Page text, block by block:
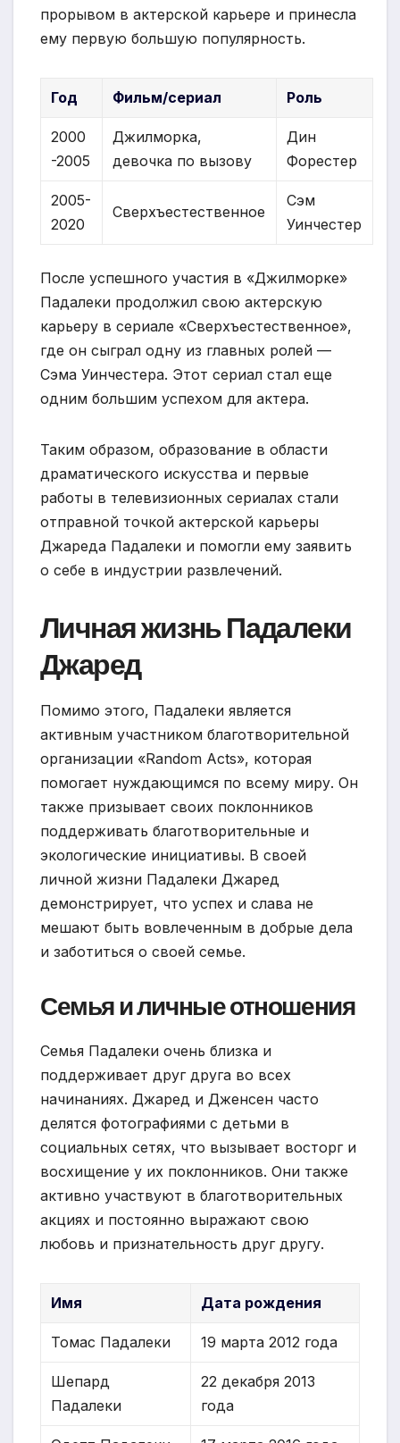
прорывом в актерской карьере и принесла
ему первую большую популярность.
Год Фильм/сериал Роль
2000
-2005
Джилморка,
девочка по вызову
Дин
Форестер
2005-
2020
Сверхъестественное
Сэм
Уинчестер
После успешного участия в «Джилморке»
Падалеки продолжил свою актерскую
карьеру в сериале «Сверхъестественное»,
где он сыграл одну из главных ролей —
Сэма Уинчестера. Этот сериал стал еще
одним большим успехом для актера.
Таким образом, образование в области
драматического искусства и первые
работы в телевизионных сериалах стали
отправной точкой актерской карьеры
Джареда Падалеки и помогли ему заявить
о себе в индустрии развлечений.
Личная жизнь Падалеки
Джаред
Помимо этого, Падалеки является
активным участником благотворительной
организации «Random Acts», которая
помогает нуждающимся по всему миру. Он
также призывает своих поклонников
поддерживать благотворительные и
экологические инициативы. В своей
личной жизни Падалеки Джаред
демонстрирует, что успех и слава не
мешают быть вовлеченным в добрые дела
и заботиться о своей семье.
Семья и личные отношения
Семья Падалеки очень близка и
поддерживает друг друга во всех
начинаниях. Джаред и Дженсен часто
делятся фотографиями с детьми в
социальных сетях, что вызывает восторг и
восхищение у их поклонников. Они также
активно участвуют в благотворительных
акциях и постоянно выражают свою
любовь и признательность друг другу.
Имя Дата рождения
Томас Падалеки 19 марта 2012 года
Шепард
Падалеки
22 декабря 2013
года